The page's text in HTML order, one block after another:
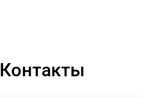
Контакты